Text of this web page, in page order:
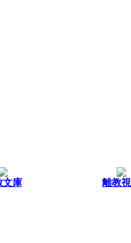
文庫 離教